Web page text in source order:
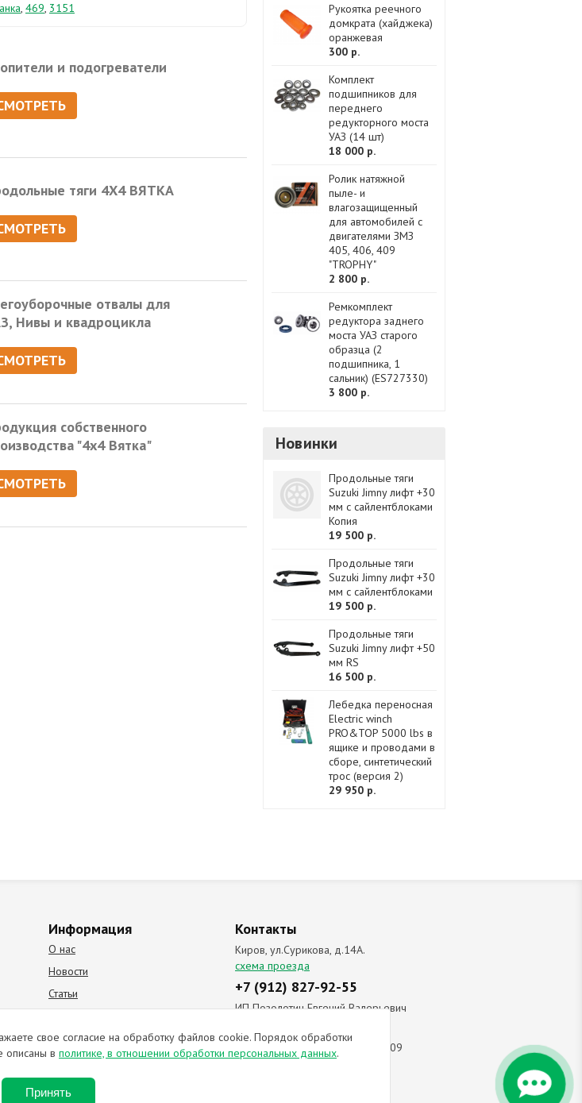
, 469, 3151
и подогреватели
тяги 4Х4 ВЯТКА
отвалы для
Нивы и квадроцикла
собственного
"4х4 Вятка"
Рукоятка реечного
домкрата (хайджека)
оранжевая
300 р.
Комплект
подшипников для
переднего
редукторного моста
УАЗ (14 шт)
18 000 р.
Ролик натяжной
пыле- и
влагозащищенный
для автомобилей с
двигателями ЗМЗ
405, 406, 409
"TROPHY"
2 800 р.
Ремкомплект
редуктора заднего
моста УАЗ старого
образца (2
подшипника, 1
сальник) (ES727330)
3 800 р.
Новинки
Продольные тяги
Suzuki Jimny лифт +30
мм с сайлентблоками
Копия
19 500 р.
Продольные тяги
Suzuki Jimny лифт +30
мм с сайлентблоками
19 500 р.
Продольные тяги
Suzuki Jimny лифт +50
мм RS
16 500 р.
Лебедка переносная
Electric winch
PRO&TOP 5000 lbs в
ящике и проводами в
сборе, синтетический
трос (версия 2)
29 950 р.
Информация
О нас
Новости
Статьи
Контакты
Киров, ул.Сурикова, д.14А.
схема проезда
+7 (912) 827-92-55
ИП Позолотин Евгений Валерьевич
ИНН 434537218055 / ОГРН ИП
309434505600123 от 25.02.2009
Отправляя любую форму на сайте, вы соглашаетесь с
свое согласие на обработку файлов cookie. Порядок обработки
описаны в политике, в отношении обработки персональных данных.
Принять